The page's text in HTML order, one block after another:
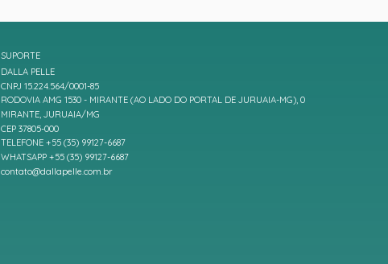
SUPORTE
DALLA PELLE
CNPJ 15.224.564/0001-85
RODOVIA AMG 1530 - MIRANTE (AO LADO DO PORTAL DE JURUAIA-MG), 0
MIRANTE, JURUAIA/MG
CEP 37805-000
TELEFONE +55 (35) 99127-6687
WHATSAPP +55 (35) 99127-6687
contato@dallapelle.com.br